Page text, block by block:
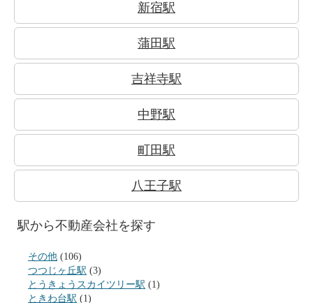
新宿駅
蒲田駅
吉祥寺駅
中野駅
町田駅
八王子駅
駅から不動産会社を探す
その他 (106)
つつじヶ丘駅 (3)
とうきょうスカイツリー駅 (1)
ときわ台駅 (1)